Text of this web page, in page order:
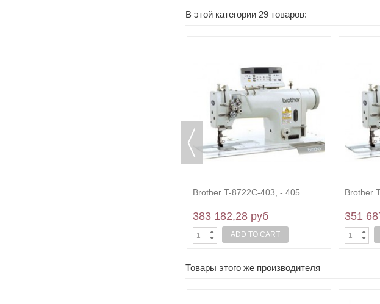
В этой категории 29 товаров:
Brother T-8722C-403, - 405
383 182,28 руб
ADD TO CART
Brother
351
Товары этого же производителя